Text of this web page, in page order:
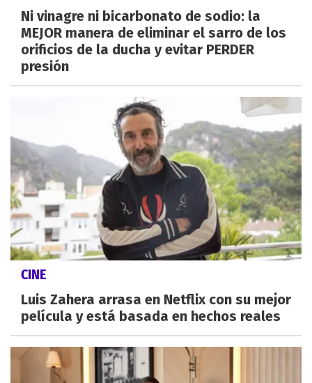
Ni vinagre ni bicarbonato de sodio: la
MEJOR manera de eliminar el sarro de los
orificios de la ducha y evitar PERDER
presión
CINE
Luis Zahera arrasa en Netflix con su mejor
película y está basada en hechos reales